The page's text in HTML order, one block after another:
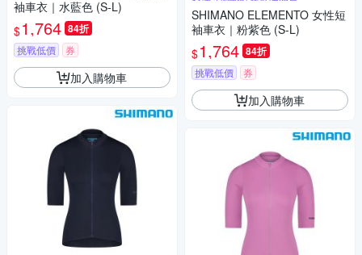
袖車衣｜水藍色 (S-L)
$1,764 84折
挑戰低價 券
加入購物車
SHIMANO ELEMENTO 女性短
袖車衣｜粉紫色 (S-L)
$1,764 84折
挑戰低價 券
加入購物車